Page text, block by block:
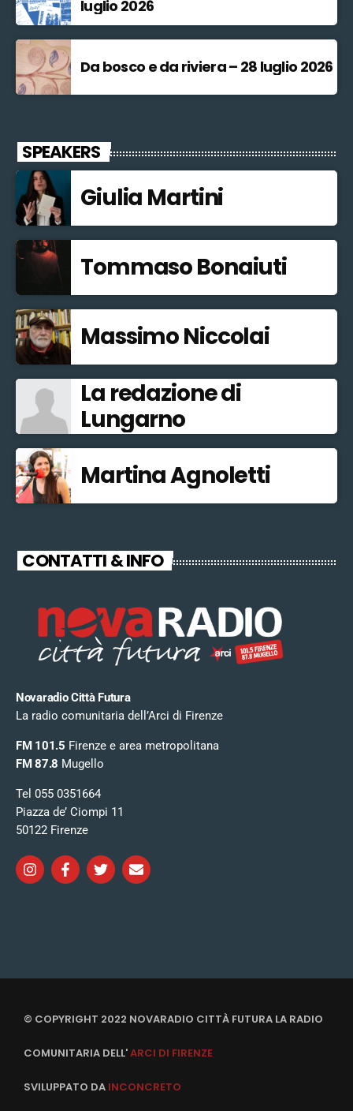
luglio 2026
Da bosco e da riviera – 28 luglio 2026
SPEAKERS
Giulia Martini
Tommaso Bonaiuti
Massimo Niccolai
La redazione di
Lungarno
Martina Agnoletti
CONTATTI & INFO
Novaradio Città Futura
La radio comunitaria dell’Arci di Firenze
FM 101.5 Firenze e area metropolitana
FM 87.8 Mugello
Tel 055 0351664
Piazza de’ Ciompi 11
50122 Firenze
© COPYRIGHT 2022 NOVARADIO CITTÀ FUTURA LA RADIO
COMUNITARIA DELL'ARCI DI FIRENZE
SVILUPPATO DA INCONCRETO